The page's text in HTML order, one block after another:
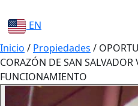
EN
Inicio / Propiedades /
CORAZÓN DE SAN
FUNCIONAMIENTO